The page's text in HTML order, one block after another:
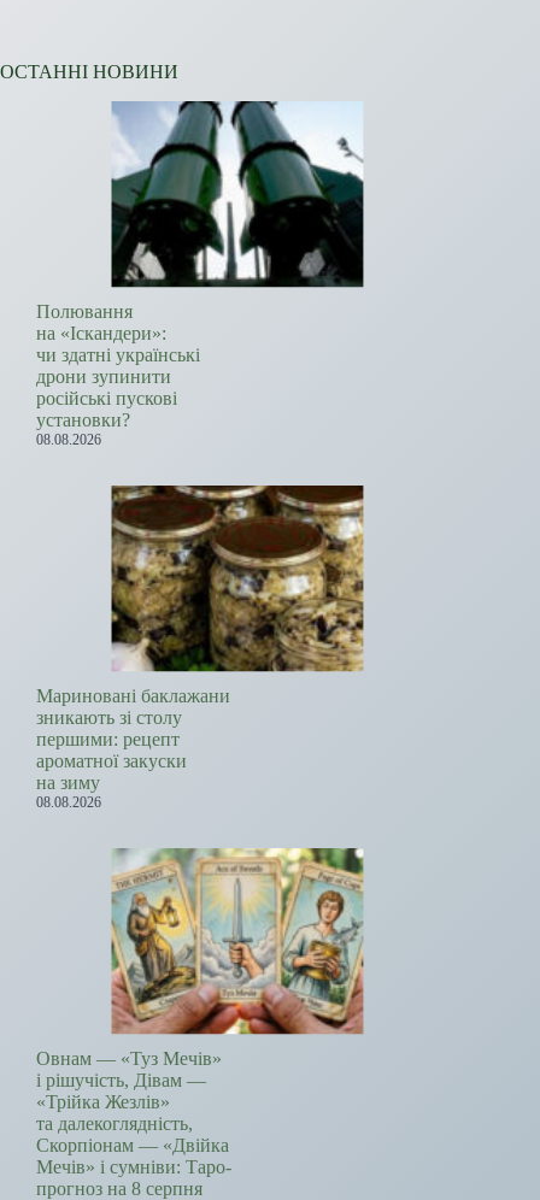
ОСТАННІ НОВИНИ
Полювання
на «Іскандери»:
чи здатні українські
дрони зупинити
російські пускові
установки?
08.08.2026
Мариновані баклажани
зникають зі столу
першими: рецепт
ароматної закуски
на зиму
08.08.2026
Овнам — «Туз Мечів»
і рішучість, Дівам —
«Трійка Жезлів»
та далекоглядність,
Скорпіонам — «Двійка
Мечів» і сумніви: Таро-
прогноз на 8 серпня